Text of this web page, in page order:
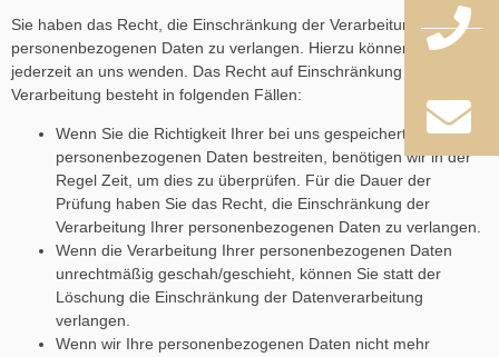
Sie haben das Recht, die Einschränkung der Verarbeitung Ihrer
personenbezogenen Daten zu verlangen. Hierzu können Sie sich
jederzeit an uns wenden. Das Recht auf Einschränkung der
Verarbeitung besteht in folgenden Fällen:
Wenn Sie die Richtigkeit Ihrer bei uns gespeicherten
personenbezogenen Daten bestreiten, benötigen wir in der
Regel Zeit, um dies zu überprüfen. Für die Dauer der
Prüfung haben Sie das Recht, die Einschränkung der
Verarbeitung Ihrer personenbezogenen Daten zu verlangen.
Wenn die Verarbeitung Ihrer personenbezogenen Daten
unrechtmäßig geschah/geschieht, können Sie statt der
Löschung die Einschränkung der Datenverarbeitung
verlangen.
Wenn wir Ihre personenbezogenen Daten nicht mehr